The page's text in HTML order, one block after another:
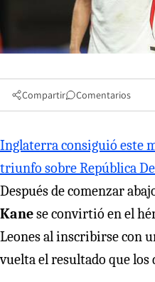
Compartir Comentarios
Inglaterra consiguió este
triunfo sobre República
Después de comenzar
Kanese convirtió en el
Leones al inscribirse con
vuelta el resultado que los